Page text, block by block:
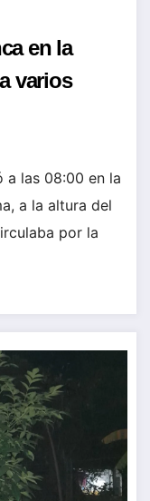
en la
varios
a las 08:00 en la
a la altura del
por la